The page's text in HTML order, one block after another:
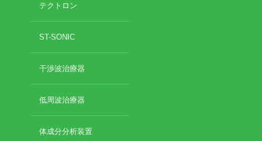
テクトロン
ST-SONIC
干渉波治療器
低周波治療器
体成分分析装置